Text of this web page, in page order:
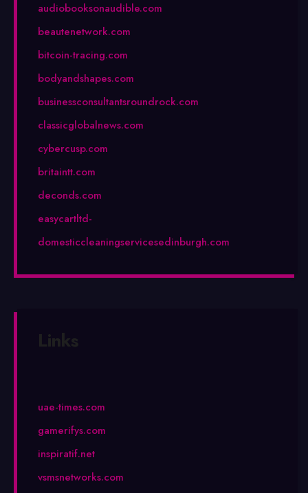
audiobooksonaudible.com
beautenetwork.com
bitcoin-tracing.com
bodyandshapes.com
businessconsultantsroundrock.com
classicglobalnews.com
cybercusp.com
britaintt.com
deconds.com
easycartltd-
domesticcleaningservicesedinburgh.com
Links
uae-times.com
gamerifys.com
inspiratif.net
vsmsnetworks.com